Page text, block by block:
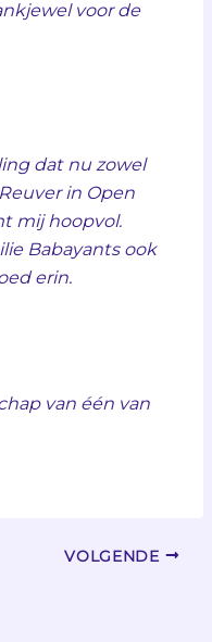
voor de
dat nu zowel
in Open
mij hoopvol.
Babayants ook
erin.
van één van
VOLGENDE